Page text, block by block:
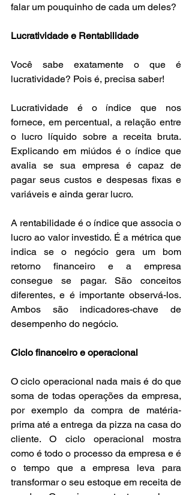
falar um pouquinho de cada um deles?
Lucratividade e Rentabilidade
Você sabe exatamente o que é
lucratividade? Pois é, precisa saber!
Lucratividade é o índice que nos
fornece, em percentual, a relação entre
o lucro líquido sobre a receita bruta.
Explicando em miúdos é o índice que
avalia se sua empresa é capaz de
pagar seus custos e despesas fixas e
variáveis e ainda gerar lucro.
A rentabilidade é o índice que associa o
lucro ao valor investido. É a métrica que
indica se o negócio gera um bom
retorno financeiro e a empresa
consegue se pagar. São conceitos
diferentes, e é importante observá-los.
Ambos são indicadores-chave de
desempenho do negócio.
Ciclo financeiro e operacional
O ciclo operacional nada mais é do que
soma de todas operações da empresa,
por exemplo da compra de matéria-
prima até a entrega da pizza na casa do
cliente. O ciclo operacional mostra
como é todo o processo da empresa e é
o tempo que a empresa leva para
transformar o seu estoque em receita de